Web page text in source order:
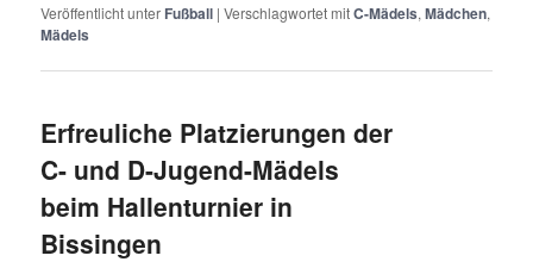
Veröffentlicht unter Fußball |Verschlagwortet mitC-Mädels,Mädchen,
Mädels
Erfreuliche Platzierungen der
C- und D-Jugend-Mädels
beim Hallenturnier in
Bissingen